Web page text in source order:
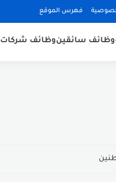
فهرس الموقع
وظائف سائقينوظائف شركات